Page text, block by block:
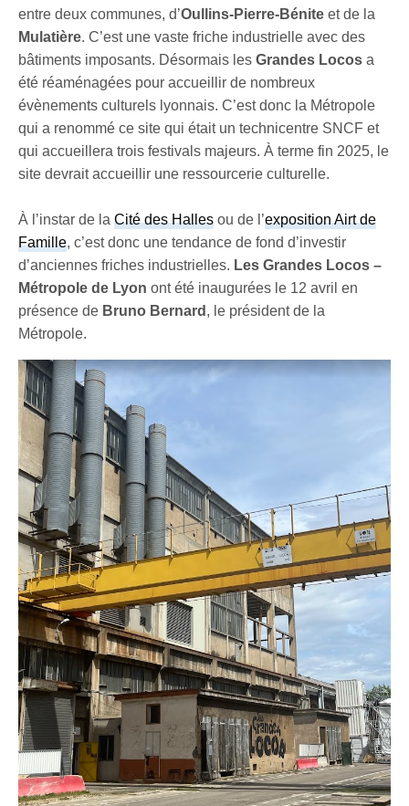
entre deux communes, d’Oullins-Pierre-Bénite et de la
Mulatière. C’est une vaste friche industrielle avec des
bâtiments imposants. Désormais lesGrandes Locos a
été réaménagées pour accueillir de nombreux
évènements culturels lyonnais. C’est donc la Métropole
qui a renommé ce site qui était un technicentre SNCF et
qui accueillera trois festivals majeurs. À terme fin 2025, le
site devrait accueillir une ressourcerie culturelle.
À l’instar de laCité des Halles ou de l’exposition Airt de
Famille, c’est donc une tendance de fond d’investir
d’anciennes friches industrielles. Les Grandes Locos –
Métropole de Lyon ont été inaugurées le 12 avril en
présence de Bruno Bernard , le président de la
Métropole.